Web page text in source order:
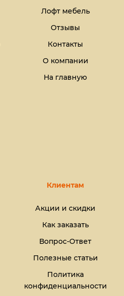
Лофт мебель
Отзывы
Контакты
О компании
На главную
Клиентам
Акции и скидки
Как заказать
Вопрос-Ответ
Полезные статьи
Политика
конфиденциальности